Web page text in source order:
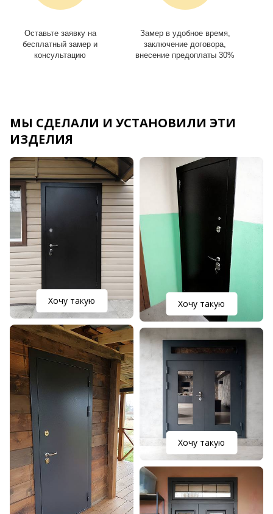
Оставьте заявку на
бесплатный замер и
консультацию
Замер в удобное время,
заключение договора,
внесение предоплаты 30%
МЫ СДЕЛАЛИ И УСТАНОВИЛИ ЭТИ
ИЗДЕЛИЯ
Хочу такую Хочу такую
Хочу такую